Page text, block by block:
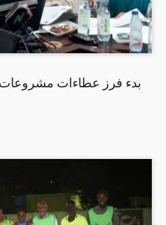
بدء فرز عطاءات مشروعات